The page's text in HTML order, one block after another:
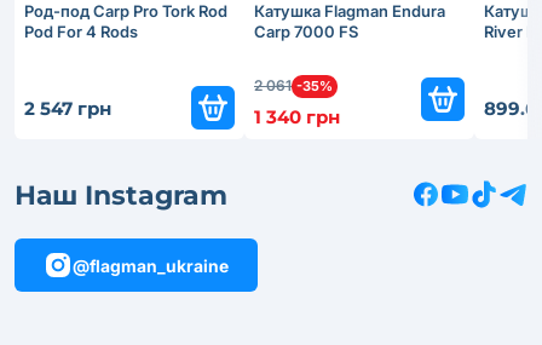
Род-под Carp Pro Tork Rod
Pod For 4 Rods
2 547 грн
Катушка Flagman Endura
Carp 7000 FS
2 061 -35%
1 340 грн
River
899.6
Наш Instagram
@flagman_ukraine